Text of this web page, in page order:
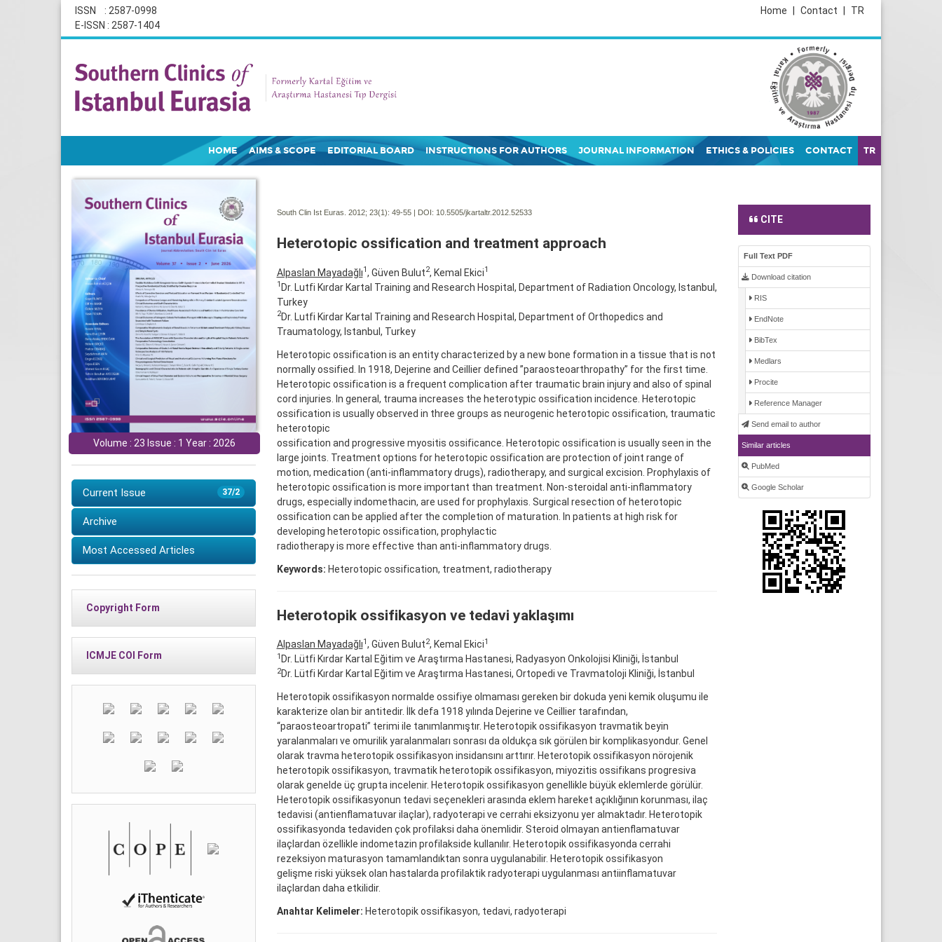
ISSN : 2587-0998
E-ISSN : 2587-1404
TR
Contact
Home
HOME AIMS & SCOPE EDITORIAL BOARD INSTRUCTIONS FOR AUTHORS JOURNAL INFORMATION ETHICS & POLICIES CONTACT TR
Volume : 23 Issue : 1 Year : 2026
37/2
Current Issue
Archive
Most Accessed Articles
Copyright Form
ICMJE COI Form
South Clin Ist Euras. 2012; 23(1): 49-55 | DOI: 10.5505/jkartaltr.2012.52533
Heterotopic ossification and treatment approach
Alpaslan Mayadağlı1 , Güven Bulut2, Kemal Ekici1
1 Dr. Lutfi Kırdar Kartal Training and Research Hospital, Department of Radiation Oncology, Istanbul,
Turkey
2Dr. Lutfi Kirdar Kartal Training and Research Hospital, Department of Orthopedics and
Traumatology, Istanbul, Turkey
Heterotopic ossification is an entity characterized by a new bone formation in a tissue that is not
normally ossified. In 1918, Dejerine and Ceillier defined ”paraosteoarthropathy” for the first time.
Heterotopic ossification is a frequent complication after traumatic brain injury and also of spinal
cord injuries. In general, trauma increases the heterotypic ossification incidence. Heterotopic
ossification is usually observed in three groups as neurogenic heterotopic ossification, traumatic
heterotopic
ossification and progressive myositis ossificance. Heterotopic ossification is usually seen in the
large joints. Treatment options for heterotopic ossification are protection of joint range of
motion, medication (anti-inflammatory drugs), radiotherapy, and surgical excision. Prophylaxis of
heterotopic ossification is more important than treatment. Non-steroidal anti-inflammatory
drugs, especially indomethacin, are used for prophylaxis. Surgical resection of heterotopic
ossification can be applied after the completion of maturation. In patients at high risk for
developing heterotopic ossification, prophylactic
radiotherapy is more effective than anti-inflammatory drugs.
Keywords: Heterotopic ossification, treatment, radiotherapy
Heterotopik ossifikasyon ve tedavi yaklaşımı
Alpaslan Mayadağlı1, Güven Bulut2, Kemal Ekici1
1 Dr. Lütfi Kırdar Kartal Eğitim ve Araştırma Hastanesi, Radyasyon Onkolojisi Kliniği, İstanbul
2Dr. Lütfi Kırdar Kartal Eğitim ve Araştırma Hastanesi, Ortopedi ve Travmatoloji Kliniği, İstanbul
Heterotopik ossifikasyon normalde ossifiye olmaması gereken bir dokuda yeni kemik oluşumu ile
karakterize olan bir antitedir. İlk defa 1918 yılında Dejerine ve Ceillier tarafından,
“paraosteoartropati” terimi ile tanımlanmıştır. Heterotopik ossifikasyon travmatik beyin
yaralanmaları ve omurilik yaralanmaları sonrası da oldukça sık görülen bir komplikasyondur. Genel
olarak travma heterotopik ossifikasyon insidansını arttırır. Heterotopik ossifikasyon nörojenik
heterotopik ossifikasyon, travmatik heterotopik ossifikasyon, miyozitis ossifikans progresiva
olarak genelde üç grupta incelenir. Heterotopik ossifikasyon genellikle büyük eklemlerde görülür.
Heterotopik ossifikasyonun tedavi seçenekleri arasında eklem hareket açıklığının korunması, ilaç
tedavisi (antienflamatuvar ilaçlar), radyoterapi ve cerrahi eksizyonu yer almaktadır. Heterotopik
ossifikasyonda tedaviden çok profilaksi daha önemlidir. Steroid olmayan antienflamatuvar
ilaçlardan özellikle indometazin profilakside kullanılır. Heterotopik ossifikasyonda cerrahi
rezeksiyon maturasyon tamamlandıktan sonra uygulanabilir. Heterotopik ossifikasyon
gelişme riski yüksek olan hastalarda profilaktik radyoterapi uygulanması antiinflamatuvar
ilaçlardan daha etkilidir.
Anahtar Kelimeler: Heterotopik ossifikasyon, tedavi, radyoterapi
CITE
Full Text PDF
Download citation
RIS
EndNote
BibTex
Medlars
Procite
Reference Manager
Send email to author
Similar articles
PubMed
Google Scholar